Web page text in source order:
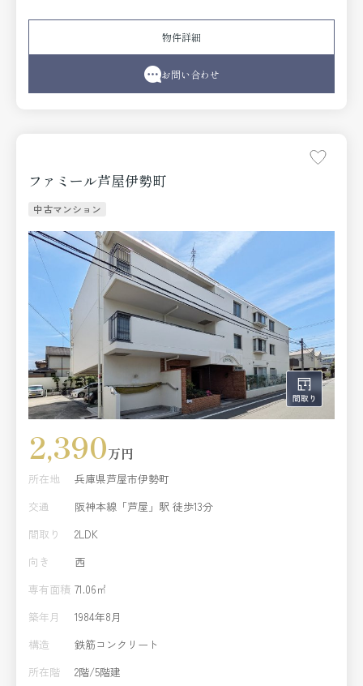
ロス貼替、床材張替 2020年8月：間取り変更
(3LDK→2LDK)、一部床材張替(LDK、洋室)
◎室内、とても丁寧にお使いです
物件詳細
お問い合わせ
ファミール芦屋伊勢町
中古マンション
2,390万円
所在地
兵庫県芦屋市伊勢町
交通
阪神本線「芦屋」駅 徒歩13分
間取り
2LDK
向き
西
専有面積 71.06㎡
築年月
1984年8月
構造
鉄筋コンクリート
所在階
2階/5階建